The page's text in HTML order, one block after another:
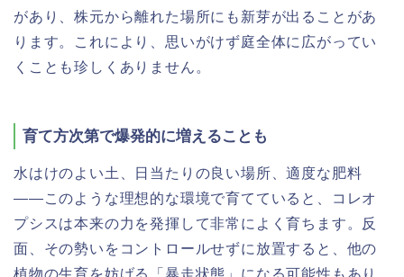
があり、株元から離れた場所にも新芽が出ることがあ
ります。これにより、思いがけず庭全体に広がってい
くことも珍しくありません。
育て方次第で爆発的に増えることも
水はけのよい土、日当たりの良い場所、適度な肥料
――このような理想的な環境で育てていると、コレオ
プシスは本来の力を発揮して非常によく育ちます。反
面、その勢いをコントロールせずに放置すると、他の
植物の生育を妨げる「暴走状態」になる可能性もあり